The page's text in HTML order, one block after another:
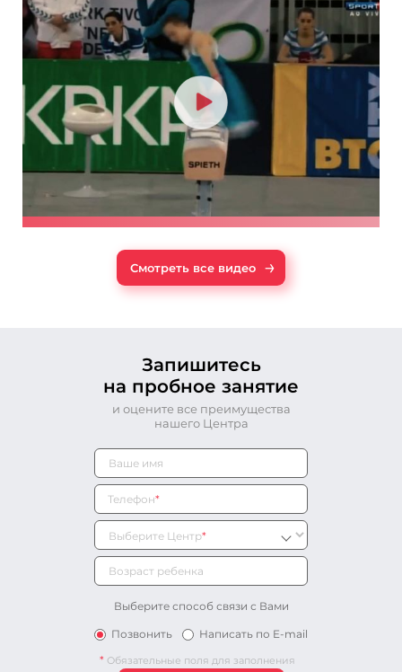
Смотреть все видео →
Запишитесь
на пробное занятие
и оцените все преимущества
нашего Центра
Телефон*
Выберите Центр*
Выберите способ связи с Вами
Позвонить
Написать по E-mail
* Обязательные поля для заполнения